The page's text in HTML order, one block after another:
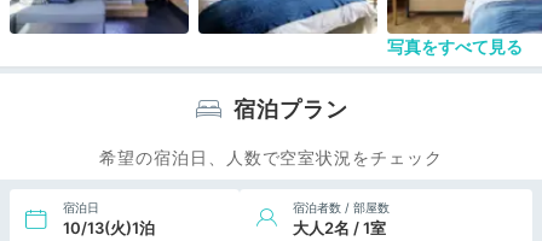
写真をすべて見る
宿泊プラン
希望の宿泊日、人数で空室状況をチェック
宿泊日
10/13(火)1泊
宿泊者数 / 部屋数
大人2名 / 1室